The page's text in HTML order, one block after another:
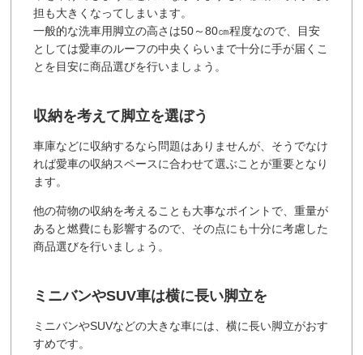
担も大きくなってしまいます。
一般的な洗車用脚立の高さは50～80㎝程度なので、目安
としては愛車のルーフの中央くらいまで十分に手が届くこ
とを目安に商品選びを行いましょう。
収納を考えて脚立を選ぼう
車庫などに収納するなら問題はありませんが、そうでなけ
れば愛車の収納スペースに合わせて選ぶことが重要となり
ます。
他の荷物の収納を考えることも大事なポイントで、重量が
あると燃費にも影響するので、その点にも十分に考慮した
商品選びを行いましょう。
ミニバンやSUV車は横に長い脚立を
ミニバンやSUVなどの大きな車には、横に長い脚立がおす
すめです。